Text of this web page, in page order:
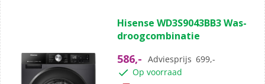
van
de
sterren.
Hisense WD3S9043BB3 Was-
droogcombinatie
586,- Adviesprijs 699,-
Op voorraad